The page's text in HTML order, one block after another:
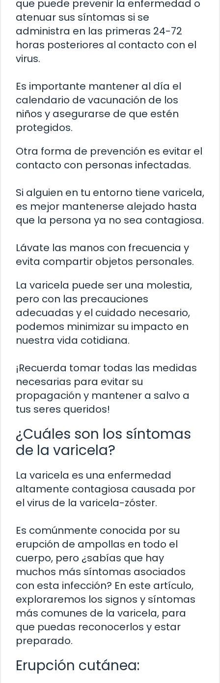
que puede prevenir la enfermedad o
atenuar sus síntomas si se
administra en las primeras 24-72
horas posteriores al contacto con el
virus.
Es importante mantener al día el
calendario de vacunación de los
niños y asegurarse de que estén
protegidos.
Otra forma de prevención es evitar el
contacto con personas infectadas.
Si alguien en tu entorno tiene varicela,
es mejor mantenerse alejado hasta
que la persona ya no sea contagiosa.
Lávate las manos con frecuencia y
evita compartir objetos personales.
La varicela puede ser una molestia,
pero con las precauciones
adecuadas y el cuidado necesario,
podemos minimizar su impacto en
nuestra vida cotidiana.
¡Recuerda tomar todas las medidas
necesarias para evitar su
propagación y mantener a salvo a
tus seres queridos!
¿Cuáles son los síntomas
de la varicela?
La varicela es una enfermedad
altamente contagiosa causada por
el virus de la varicela-zóster.
Es comúnmente conocida por su
erupción de ampollas en todo el
cuerpo, pero ¿sabías que hay
muchos más síntomas asociados
con esta infección? En este artículo,
exploraremos los signos y síntomas
más comunes de la varicela, para
que puedas reconocerlos y estar
preparado.
Erupción cutánea: